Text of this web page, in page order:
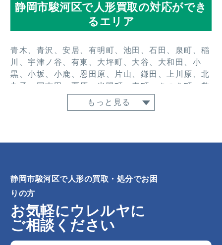
静岡市駿河区で人形買取の対応ができ
るエリア
青木、青沢、安居、有明町、池田、石田、泉町、稲
川、宇津ノ谷、有東、大坪町、大谷、大和田、小
黒、小坂、小鹿、恩田原、片山、鎌田、上川原、北
丸子、国吉田、栗原、光陽町、寿町、さつき町、敷
地、下川原、下川原南、下島、新川、石部、高松、
津島町、手越、手越原、寺田、東新田、豊田、豊原
原、西平松、西脇、根古屋、東静岡、聖一色、平
丘町、南安倍（３丁目）、南町、南八幡町、宮川、
宮竹、宮本町、向敷地、向手越、用宗、用宗小石
町、用宗城山町、用宗巴町、桃園町、森下町、谷
田、八幡、八幡山、大和、弥生町
もっと見る
静岡市駿河区で人形の買取・処分でお困
りの方
お気軽にウレルヤに
ご相談ください